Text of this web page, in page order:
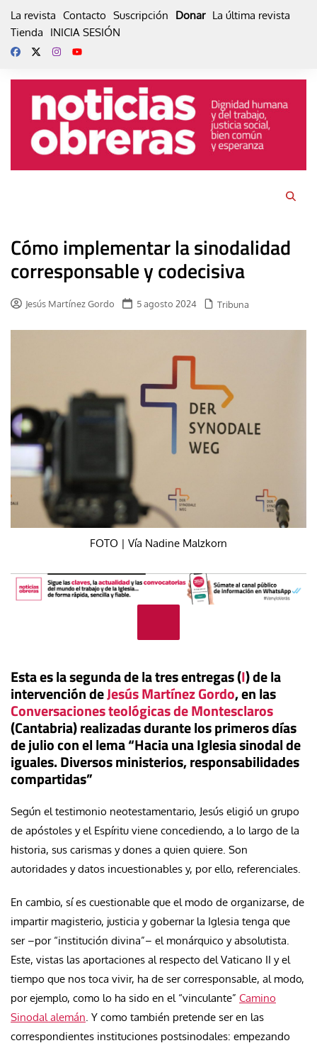
La revista Contacto Suscripción Donar La última revista
Tienda
INICIA SESIÓN
Cómo implementar la sinodalidad
corresponsable y codecisiva
Jesús Martínez Gordo 5 agosto 2024 Tribuna
FOTO | Vía Nadine Malzkorn
Esta es la segunda de la tres entregas (I) de la
intervención deJesús Martínez Gordo, en las
Conversaciones teológicas de Montesclaros
(Cantabria) realizadas durante los primeros días
de julio con el lema “Hacia una Iglesia sinodal de
iguales. Diversos ministerios, responsabilidades
compartidas”
Según el testimonio neotestamentario, Jesús eligió un grupo
de apóstoles y el Espíritu viene concediendo, a lo largo de la
historia, sus carismas y dones a quien quiere. Son
autoridades y datos incuestionables y, por ello, referenciales.
En cambio, sí es cuestionable que el modo de organizarse, de
impartir magisterio, justicia y gobernar la Iglesia tenga que
ser –por “institución divina”– el monárquico y absolutista.
Este, vistas las aportaciones al respecto del Vaticano II y el
tiempo que nos toca vivir, ha de ser corresponsable, al modo,
por ejemplo, como lo ha sido en el “vinculante” Camino
Sinodal alemán. Y como también pretende ser en las
correspondientes instituciones postsinodales: empezando